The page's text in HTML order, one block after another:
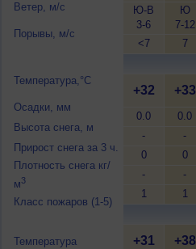
Ветер, м/с
Порывы, м/с
Температура,°C
Осадки, мм
Высота снега, м
Прирост снега за 3 ч.
Плотность снега кг/
м3
Класс пожаров (1-5)
Температура
Ю-В
3-6
<7
Ю
7-12
7
+32
0.0
-
0
-
1
+33
0.0
-
0
-
1
+31 +38